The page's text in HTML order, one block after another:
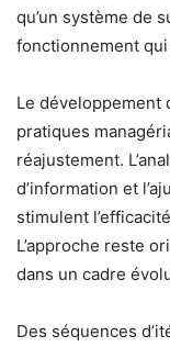
qu’un système de
fonctionnement qui
Le développement
pratiques
réajustement.
d’information et
stimulent
L’approche reste
dans un cadre
Des séquences